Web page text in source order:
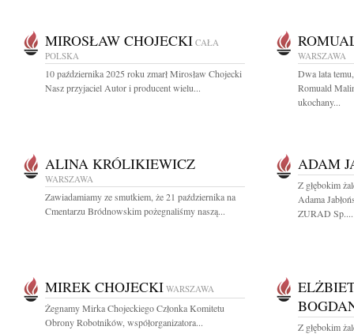
MIROSŁAW CHOJECKI CAŁA
POLSKA
10 października 2025 roku zmarł Mirosław Chojecki
Nasz przyjaciel Autor i producent wielu...
WARSZAWA
Dwa lata
Romuald
ukochany...
ALINA KRÓLIKIEWICZ
WARSZAWA
Zawiadamiamy ze smutkiem, że 21 października na
Cmentarzu Bródnowskim pożegnaliśmy naszą...
ADAM
Z głębokim
Adama
ZURAD Sp....
MIREK CHOJECKI WARSZAWA
Żegnamy Mirka Chojeckiego Członka Komitetu
Obrony Robotników, współorganizatora...
Z głębokim